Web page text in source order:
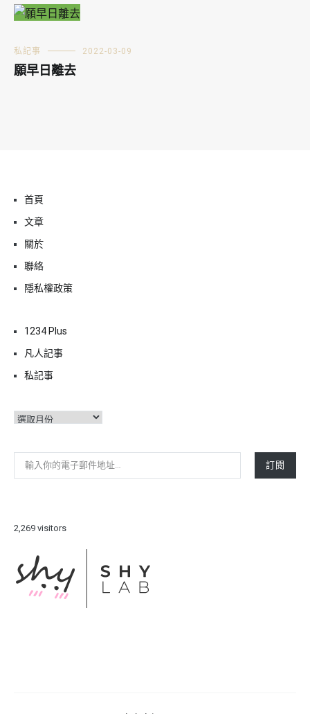
私記事 2022-03-09
願早日離去
首頁
文章
關於
聯絡
隱私權政策
1234 Plus
凡人記事
私記事
彙
輸入你的電子郵件地址…
訂閱
2,269 visitors